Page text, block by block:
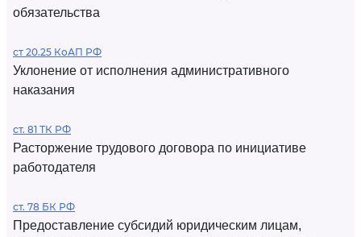
обязательства
ст 20.25 КоАП РФ
Уклонение от исполнения административного
наказания
ст. 81 ТК РФ
Расторжение трудового договора по инициативе
работодателя
ст. 78 БК РФ
Предоставление субсидий юридическим лицам,